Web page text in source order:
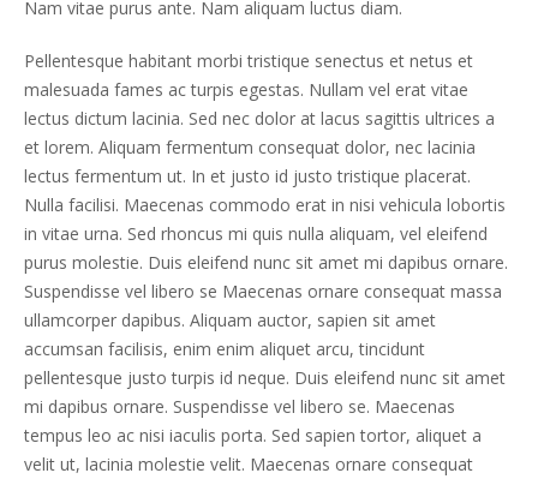
Nam vitae purus ante. Nam aliquam luctus diam.
Pellentesque habitant morbi tristique senectus et netus et
malesuada fames ac turpis egestas. Nullam vel erat vitae
lectus dictum lacinia. Sed nec dolor at lacus sagittis ultrices a
et lorem. Aliquam fermentum consequat dolor, nec lacinia
lectus fermentum ut. In et justo id justo tristique placerat.
Nulla facilisi. Maecenas commodo erat in nisi vehicula lobortis
in vitae urna. Sed rhoncus mi quis nulla aliquam, vel eleifend
purus molestie. Duis eleifend nunc sit amet mi dapibus ornare.
Suspendisse vel libero se Maecenas ornare consequat massa
ullamcorper dapibus. Aliquam auctor, sapien sit amet
accumsan facilisis, enim enim aliquet arcu, tincidunt
pellentesque justo turpis id neque. Duis eleifend nunc sit amet
mi dapibus ornare. Suspendisse vel libero se. Maecenas
tempus leo ac nisi iaculis porta. Sed sapien tortor, aliquet a
velit ut, lacinia molestie velit. Maecenas ornare consequat